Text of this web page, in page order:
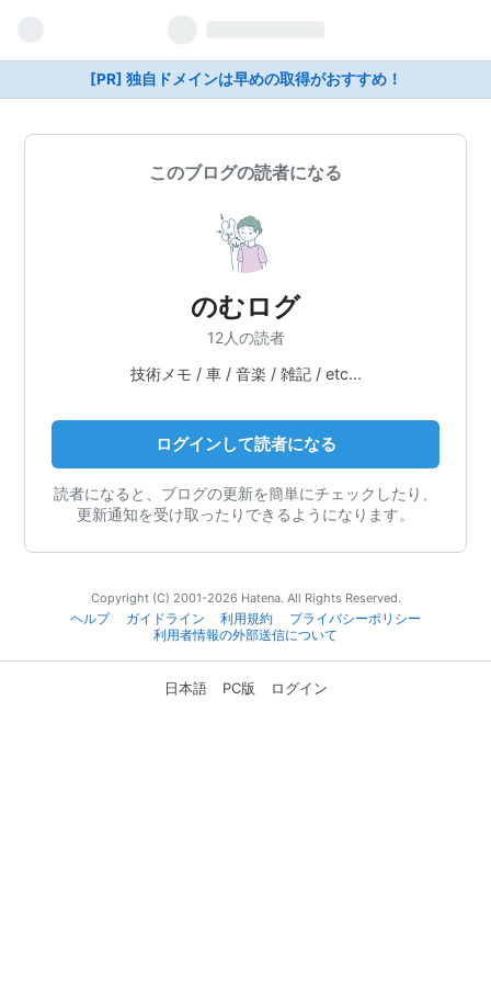
[PR] 独自ドメインは早めの取得がおすすめ！
このブログの読者になる
のむログ
12人の読者
技術メモ / 車 / 音楽 / 雑記 / etc...
ログインして読者になる
読者になると、ブログの更新を簡単にチェックしたり、
更新通知を受け取ったりできるようになります。
Copyright (C) 2001-2026 Hatena. All Rights Reserved.
ヘルプ
ガイドライン 利用規約
プライバシーポリシー
利用者情報の外部送信について
日本語 PC版 ログイン